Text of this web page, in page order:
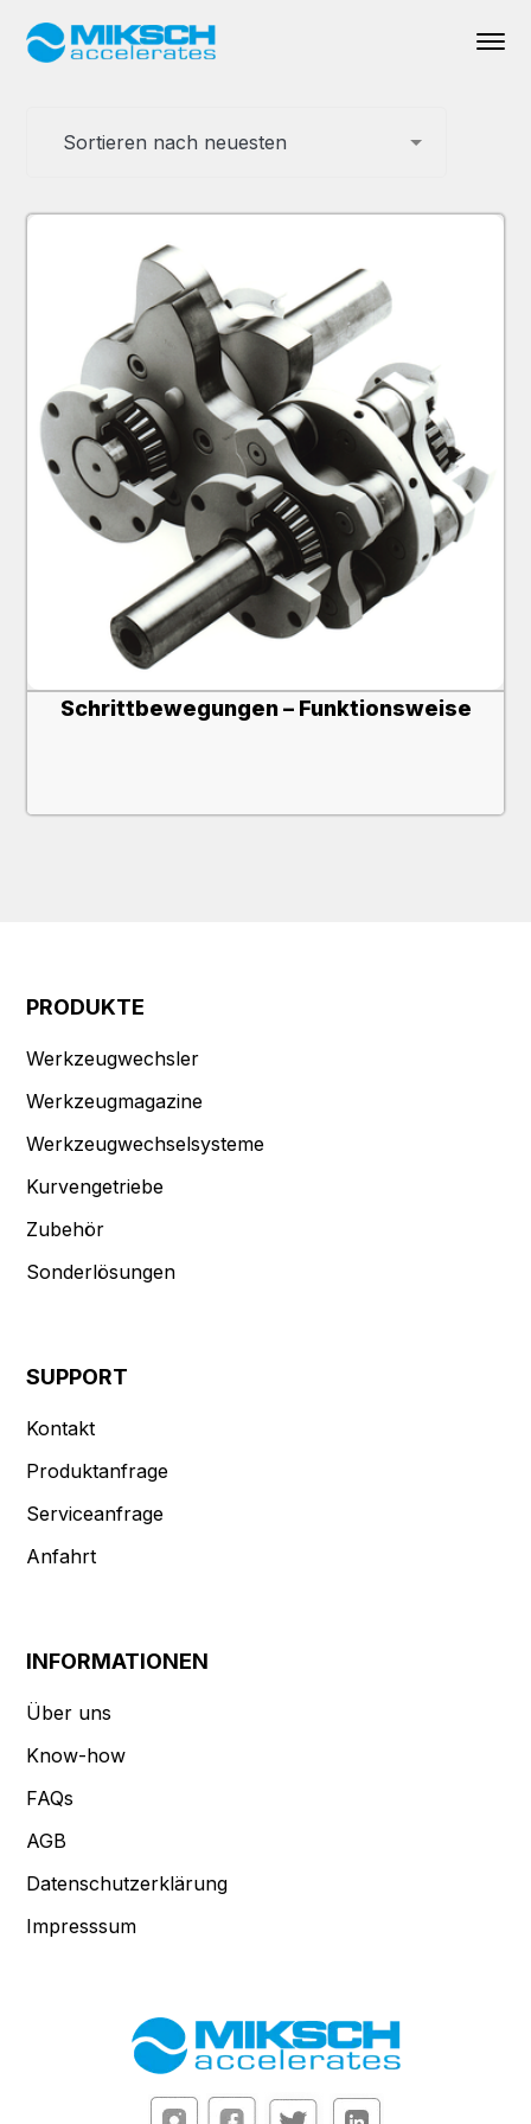
Schrittbewegungen – Funktionsweise
PRODUKTE
Werkzeugwechsler
Werkzeugmagazine
Werkzeugwechselsysteme
Kurvengetriebe
Zubehör
Sonderlösungen
SUPPORT
Kontakt
Produktanfrage
Serviceanfrage
Anfahrt
INFORMATIONEN
Über uns
Know-how
FAQs
AGB
Datenschutzerklärung
Impresssum